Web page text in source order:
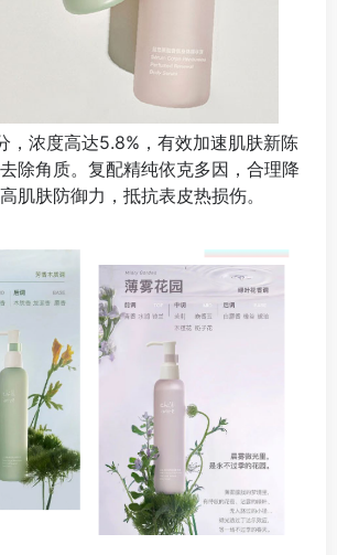
，浓度高达5.8%，有效加速肌肤新陈
除角质。复配精纯依克多因，合理降
肌肤防御力，抵抗表皮热损伤。